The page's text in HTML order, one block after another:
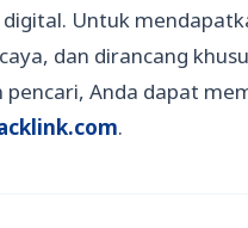
digital. Untuk
dan dirancang
pencari, Anda dapat
.